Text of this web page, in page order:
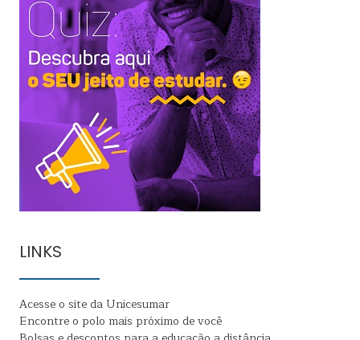
LINKS
Acesse o site da Unicesumar
Encontre o polo mais próximo de você